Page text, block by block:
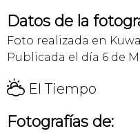
Datos de la
Foto realizada en
Publicada el día 6 de
H El Tiempo
Fotografías de: